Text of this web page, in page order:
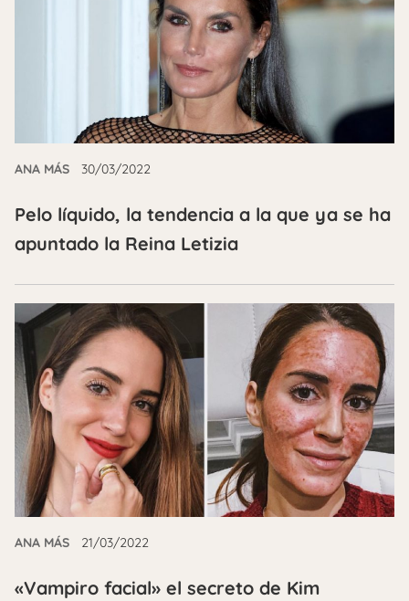
ANA MÁS 30/03/2022
Pelo líquido, la tendencia a la que ya se ha
apuntado la Reina Letizia
ANA MÁS 21/03/2022
«Vampiro facial» el secreto de Kim